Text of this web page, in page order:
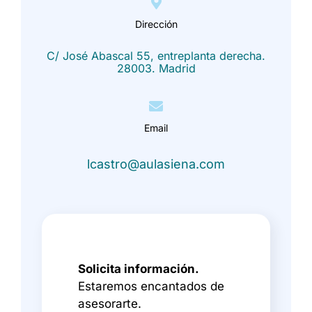
Dirección
C/ José Abascal 55, entreplanta derecha.
28003. Madrid
Email
lcastro@aulasiena.com
Solicita información.
Estaremos encantados de
asesorarte.